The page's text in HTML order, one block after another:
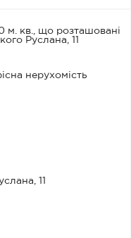
м. кв., що розташовані
Руслана, 11
нерухомість
11